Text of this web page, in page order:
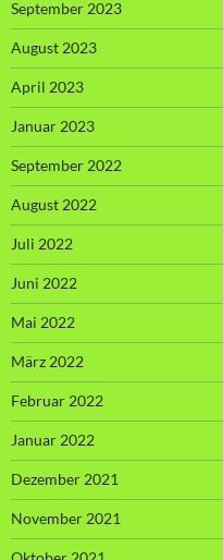
September 2023
August 2023
April 2023
Januar 2023
September 2022
August 2022
Juli 2022
Juni 2022
Mai 2022
März 2022
Februar 2022
Januar 2022
Dezember 2021
November 2021